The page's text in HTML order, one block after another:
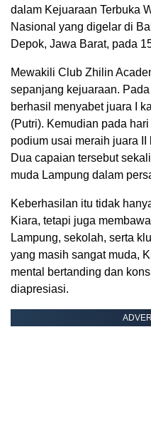
dalam Kejuaraan Terbuka
Nasional yang digelar di
Depok, Jawa Barat, pada
Mewakili Club Zhilin
sepanjang kejuaraan.
berhasil menyabet juara I
(Putri). Kemudian pada
podium usai meraih juara II
Dua capaian tersebut
muda Lampung dalam
Keberhasilan itu tidak
Kiara, tetapi juga
Lampung, sekolah, serta
yang masih sangat muda,
mental bertanding dan
diapresiasi.